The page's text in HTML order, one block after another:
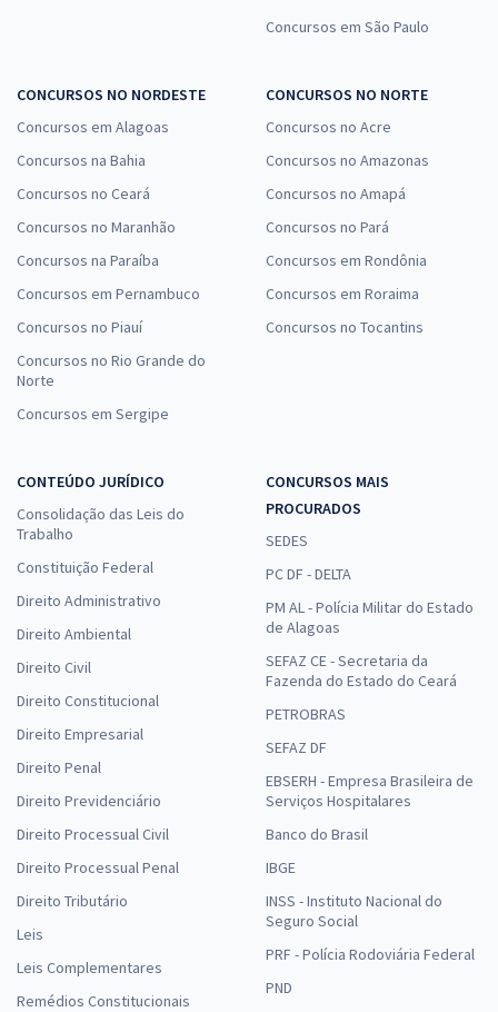
Concursos em São Paulo
CONCURSOS NO NORDESTE
Concursos em Alagoas
Concursos na Bahia
Concursos no Ceará
Concursos no Maranhão
Concursos na Paraíba
Concursos em Pernambuco
Concursos no Piauí
Concursos no Rio Grande do
Norte
Concursos em Sergipe
CONCURSOS NO NORTE
Concursos no Acre
Concursos no Amazonas
Concursos no Amapá
Concursos no Pará
Concursos em Rondônia
Concursos em Roraima
Concursos no Tocantins
CONTEÚDO JURÍDICO
Consolidação das Leis do
Trabalho
Constituição Federal
Direito Administrativo
Direito Ambiental
Direito Civil
Direito Constitucional
Direito Empresarial
Direito Penal
Direito Previdenciário
Direito Processual Civil
Direito Processual Penal
Direito Tributário
Leis
Leis Complementares
Remédios Constitucionais
CONCURSOS MAIS
PROCURADOS
SEDES
PC DF - DELTA
PM AL - Polícia Militar do Estado
de Alagoas
SEFAZ CE - Secretaria da
Fazenda do Estado do Ceará
PETROBRAS
SEFAZ DF
EBSERH - Empresa Brasileira de
Serviços Hospitalares
Banco do Brasil
IBGE
INSS - Instituto Nacional do
Seguro Social
PRF - Polícia Rodoviária Federal
PND